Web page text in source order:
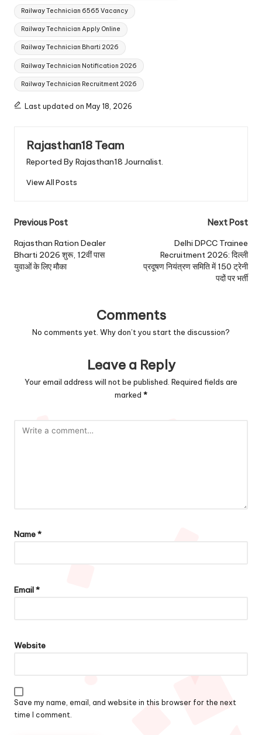
Railway Technician 6565 Vacancy
Railway Technician Apply Online
Railway Technician Bharti 2026
Railway Technician Notification 2026
Railway Technician Recruitment 2026
Last updated on May 18, 2026
Rajasthan18 Team
Reported By Rajasthan18 Journalist.
View All Posts
Post
navigation
Previous Post
Rajasthan Ration Dealer
Bharti 2026 शुरू, 12वीं पास
युवाओं के लिए मौका
Next Post
Delhi DPCC Trainee
Recruitment 2026: दिल्ली
प्रदूषण नियंत्रण समिति में 150 ट्रेनी
पदों पर भर्ती
Comments
No comments yet. Why don’t you start the discussion?
Leave a Reply
Your email address will not be published. Required fields are
marked *
Name*
Email*
Website
Save my name, email, and website in this browser for the next
time I comment.